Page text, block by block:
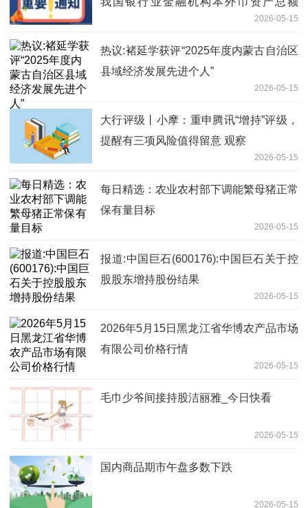
2026-05-15
热议:褚延学获评“2025年度内蒙古自治区
县域经济发展先进个人”
2026-05-15
大行评级丨小摩：重申腾讯“增持”评级，
提醒有三项风险值得留意 观察
2026-05-15
每日精选：农业农村部下调能繁母猪正常
保有量目标
2026-05-15
报道:中国巨石(600176):中国巨石关于控
股股东增持股份结果
2026-05-15
2026年5月15日黑龙江省华博农产品市场
有限公司价格行情
2026-05-15
毛巾少爷间接持股洁丽雅_今日快看
2026-05-15
国内商品期市午盘多数下跌
2026-05-15